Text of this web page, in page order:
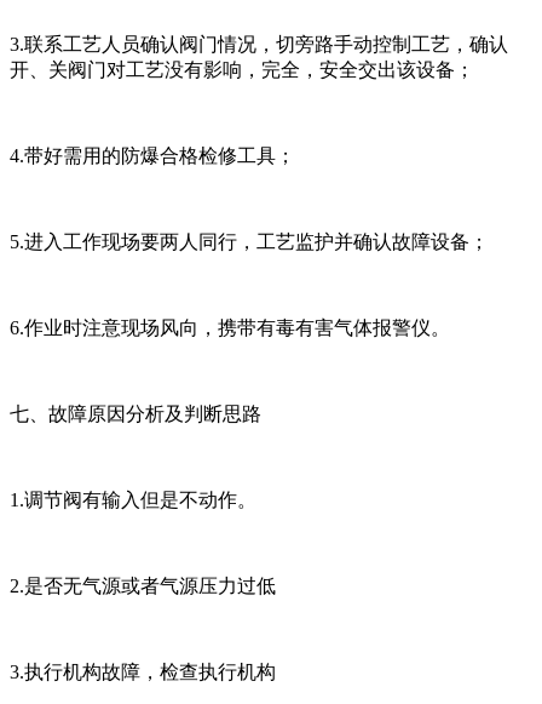
3.联系工艺人员确认阀门情况，切旁路手动控制工艺，确认
开、关阀门对工艺没有影响，完全，安全交出该设备；
4.带好需用的防爆合格检修工具；
5.进入工作现场要两人同行，工艺监护并确认故障设备；
6.作业时注意现场风向，携带有毒有害气体报警仪。
七、故障原因分析及判断思路
1.调节阀有输入但是不动作。
2.是否无气源或者气源压力过低
3.执行机构故障，检查执行机构